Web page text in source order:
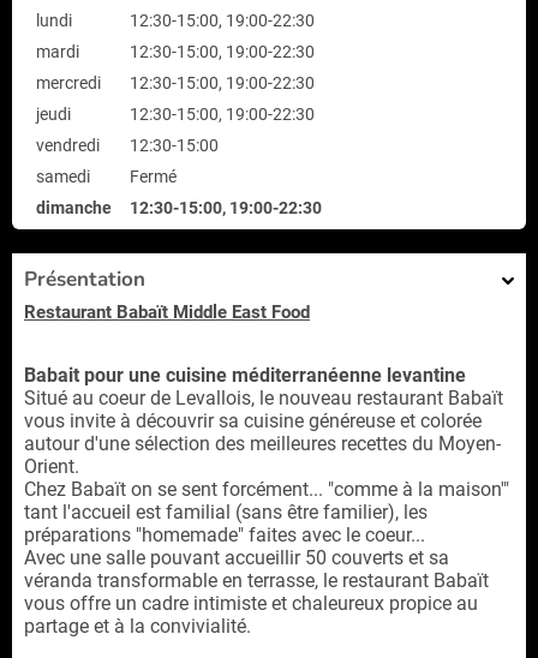
lundi
12:30-15:00, 19:00-22:30
mardi
12:30-15:00, 19:00-22:30
mercredi
12:30-15:00, 19:00-22:30
jeudi
12:30-15:00, 19:00-22:30
vendredi
12:30-15:00
samedi
Fermé
dimanche
12:30-15:00, 19:00-22:30
Présentation
Restaurant Babaït Middle East Food
Babait pour une cuisine méditerranéenne levantine
Situé au coeur de Levallois, le nouveau restaurant Babaït
vous invite à découvrir sa cuisine généreuse et colorée
autour d'une sélection des meilleures recettes du Moyen-
Orient.
Chez Babaït on se sent forcément... "comme à la maison'"
tant l'accueil est familial (sans être familier), les
préparations "homemade" faites avec le coeur...
Avec une salle pouvant accueillir 50 couverts et sa
véranda transformable en terrasse, le restaurant Babaït
vous offre un cadre intimiste et chaleureux propice au
partage et à la convivialité.